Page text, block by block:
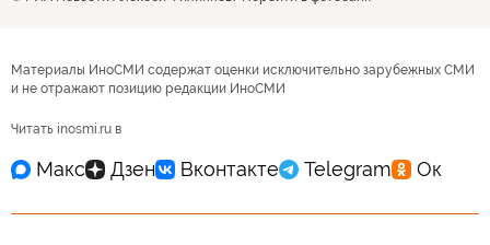
Материалы ИноСМИ содержат оценки исключительно зарубежных СМИ
и не отражают позицию редакции ИноСМИ
Читать inosmi.ru в